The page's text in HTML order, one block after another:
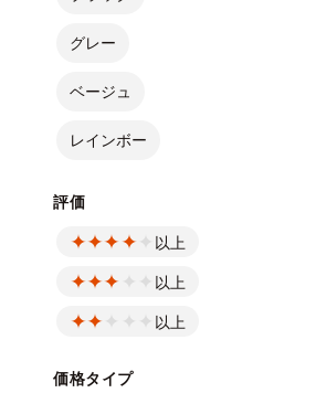
グレー
ベージュ
レインボー
評価
以上
以上
以上
価格タイプ